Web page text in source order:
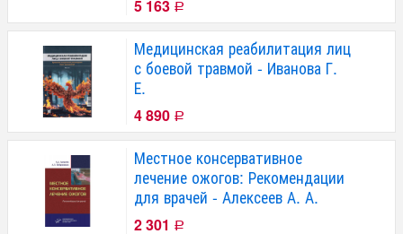
5 163 Р
Медицинская реабилитация лиц
с боевой травмой - Иванова Г.
Е.
4 890 Р
Местное консервативное
лечение ожогов: Рекомендации
для врачей - Алексеев А. А.
2 301 Р